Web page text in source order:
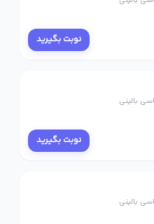
نوبت بگیرید
نوبت بگیرید